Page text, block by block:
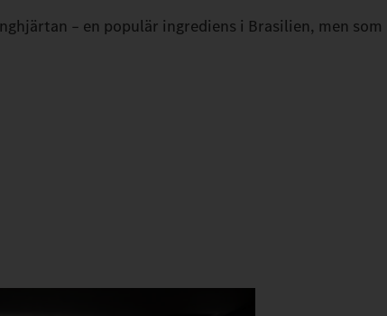
– en populär ingrediens i Brasilien, men som